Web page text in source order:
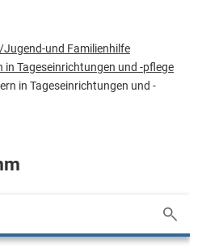
Jugend-und Familienhilfe
Tageseinrichtungen und -pflege
in Tageseinrichtungen und -